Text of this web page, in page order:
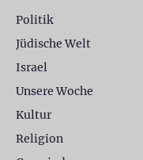
Politik
Jüdische Welt
Israel
Unsere Woche
Kultur
Religion